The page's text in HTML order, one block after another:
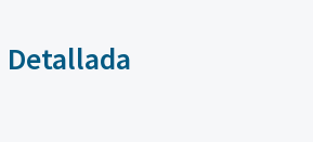
Detallada